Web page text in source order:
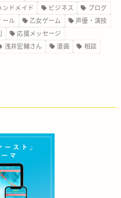
ンドメイド ビジネス
ブログ
ール 乙女ゲーム
声優・演技
応援メッセージ
浅井宏輔さん 漫画
相談